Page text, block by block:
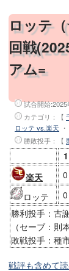
ロッテ
回戦
アム=
試合開始:2025
カテゴリ：【
ロッテ vs.楽天 ・
勝敗投手 ：【
1
楽天 0
ロッテ
0
勝利投手：古
（セーブ：則
敗戦投手：種
戦評も含めて